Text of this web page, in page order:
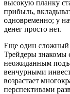
высокую планку
прибыль,
одновременно; у
денег просто нет.
Еще один сложный
Трейдеры знакомы
неожиданным
венчурными
возрастает
перспективами